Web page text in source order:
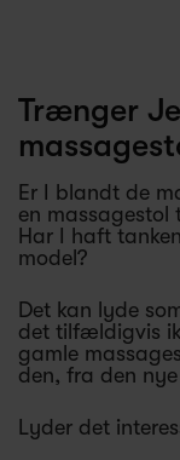
Trænger
Er I blandt de
en massagestol
Har I haft
model?
Det kan lyde
det tilfældigvis
gamle
den, fra den
Lyder det